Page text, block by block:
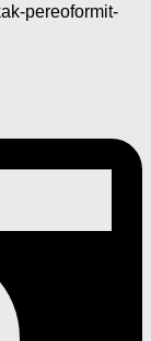
pereoformit-